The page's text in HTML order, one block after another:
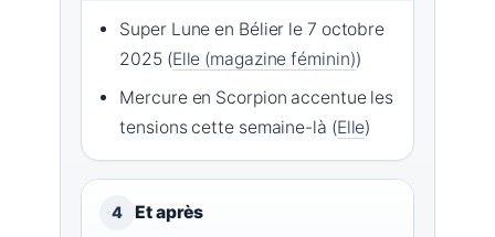
Super Lune en Bélier le 7 octobre
2025 (Elle (magazine féminin))
Mercure en Scorpion accentue les
tensions cette semaine-là (Elle)
4 Et après